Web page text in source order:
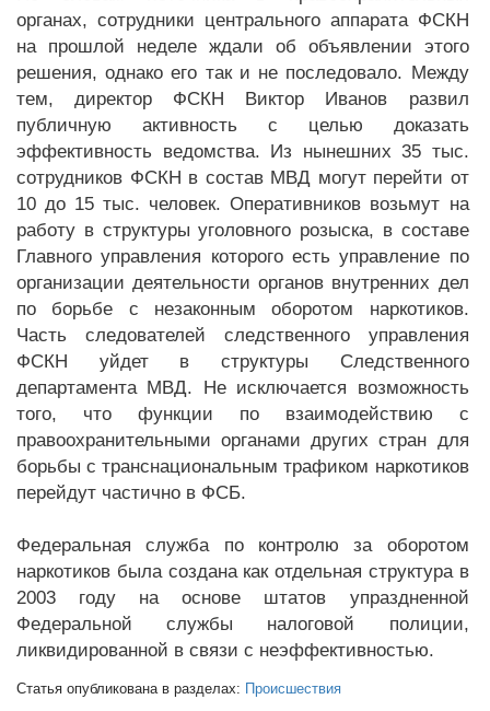
органах, сотрудники центрального аппарата ФСКН
на прошлой неделе ждали об объявлении этого
решения, однако его так и не последовало. Между
тем, директор ФСКН Виктор Иванов развил
публичную активность с целью доказать
эффективность ведомства. Из нынешних 35 тыс.
сотрудников ФСКН в состав МВД могут перейти от
10 до 15 тыс. человек. Оперативников возьмут на
работу в структуры уголовного розыска, в составе
Главного управления которого есть управление по
организации деятельности органов внутренних дел
по борьбе с незаконным оборотом наркотиков.
Часть следователей следственного управления
ФСКН уйдет в структуры Следственного
департамента МВД. Не исключается возможность
того, что функции по взаимодействию с
правоохранительными органами других стран для
борьбы с транснациональным трафиком наркотиков
перейдут частично в ФСБ.
Федеральная служба по контролю за оборотом
наркотиков была создана как отдельная структура в
2003 году на основе штатов упраздненной
Федеральной службы налоговой полиции,
ликвидированной в связи с неэффективностью.
Статья опубликована в разделах: Происшествия